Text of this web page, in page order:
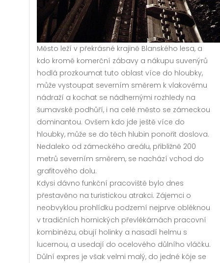
Město leží v překrásné krajině Blanského lesa, a
kdo kromě komerční zábavy a nákupu suvenýrů
hodlá prozkoumat tuto oblast více do hloubky,
může vystoupat severním směrem k vlakovému
nádraží a kochat se nádhernými rozhledy na
šumavské podhůří, i na celé město se zámeckou
dominantou. Ovšem kdo jde ještě více do
hloubky, může se do těch hlubin ponořit doslova.
Nedaleko od zámeckého areálu, přibližně 200
metrů severním směrem, se nachází vchod do
grafitového dolu.
Kdysi dávno funkční pracoviště bylo dnes
přestavěno na turistickou atrakci. Zájemci o
neobvyklou prohlídku podzemí nejprve obléknou
v tradičních hornických převlékárnách pracovní
kombinézu, obují holinky a nasadí helmu s
lucernou, a usedají do ocelového důlního vláčku.
Důlní expres je však velmi malý, do jedné kóje se